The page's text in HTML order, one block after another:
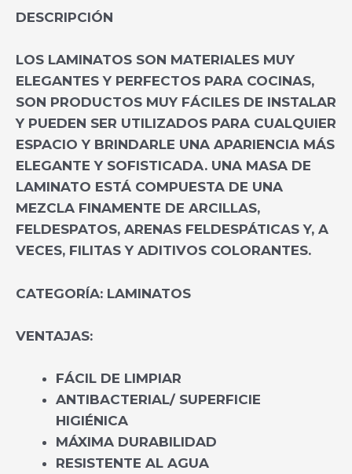
DESCRIPCIÓN
LOS LAMINATOS SON MATERIALES MUY
ELEGANTES Y PERFECTOS PARA COCINAS,
SON PRODUCTOS MUY FÁCILES DE INSTALAR
Y PUEDEN SER UTILIZADOS PARA CUALQUIER
ESPACIO Y BRINDARLE UNA APARIENCIA MÁS
ELEGANTE Y SOFISTICADA. UNA MASA DE
LAMINATO ESTÁ COMPUESTA DE UNA
MEZCLA FINAMENTE DE ARCILLAS,
FELDESPATOS, ARENAS FELDESPÁTICAS Y, A
VECES, FILITAS Y ADITIVOS COLORANTES.
CATEGORÍA: LAMINATOS
VENTAJAS:
FÁCIL DE LIMPIAR
ANTIBACTERIAL/ SUPERFICIE
HIGIÉNICA
MÁXIMA DURABILIDAD
RESISTENTE AL AGUA